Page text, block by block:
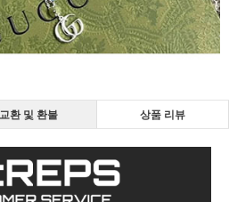
교환 및 환불 상품 리뷰